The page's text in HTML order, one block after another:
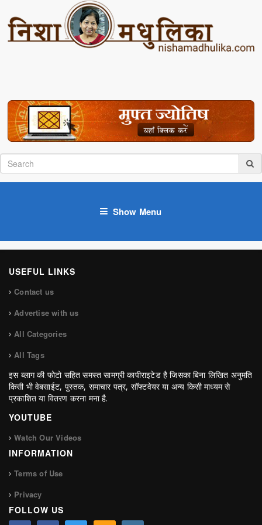
Show Menu
USEFUL LINKS
Contact us
Advertise with us
All Categories
All Tags
इस ब्लाग की फोटो सहित समस्त सामग्री कापीराइटेड है जिसका बिना लिखित अनुमति
किसी भी वेबसाईट, पुस्तक, समाचार पत्र, सॉफ्टवेयर या अन्य किसी माध्यम से
प्रकाशित या वितरण करना मना है.
YOUTUBE
Watch Our Videos
INFORMATION
Terms of Use
Privacy
FOLLOW US